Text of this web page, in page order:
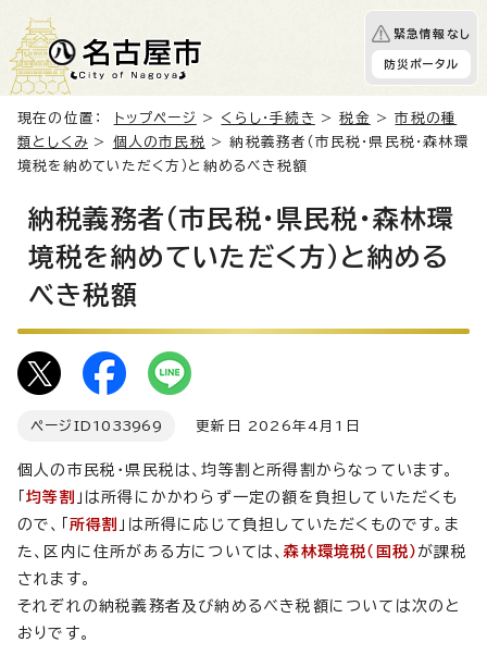
緊急情報なし
防災ポータル
現在の位置： トップページ > くらし・手続き >税金 >市税の種
類としくみ > 個人の市民税 > 納税義務者（市民税・県民税・森林環
境税を納めていただく方）と納めるべき税額
納税義務者（市民税・県民税・森林環
境税を納めていただく方）と納める
べき税額
ページID 1033969 更新日 2026年4月1日
個人の市民税・県民税は、均等割と所得割からなっています。
「均等割 」は所得にかかわらず一定の額を負担していただくも
ので、「 所得割 」は所得に応じて負担していただくものです。ま
た、区内に住所がある方については、森林環境税（国税） が課税
されます。
それぞれの納税義務者及び納めるべき税額については次のと
おりです。